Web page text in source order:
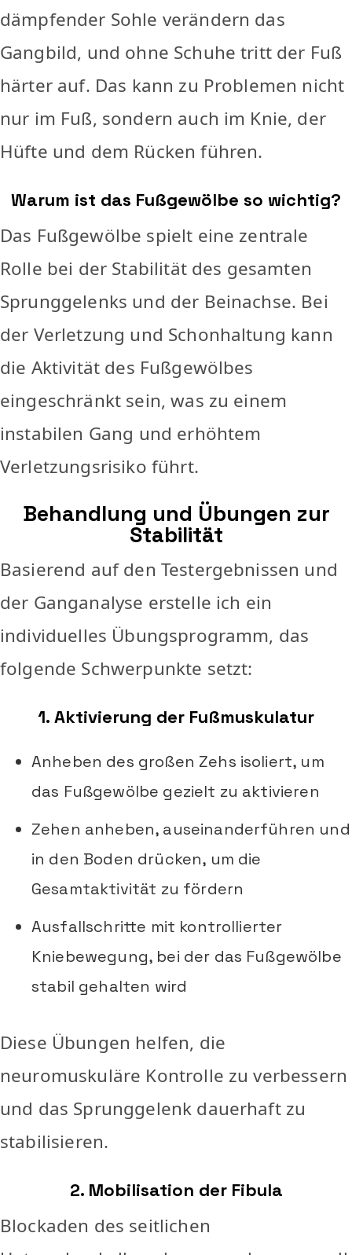
dämpfender Sohle verändern das
Gangbild, und ohne Schuhe tritt der Fuß
härter auf. Das kann zu Problemen nicht
nur im Fuß, sondern auch im Knie, der
Hüfte und dem Rücken führen.
Warum ist das Fußgewölbe so wichtig?
Das Fußgewölbe spielt eine zentrale
Rolle bei der Stabilität des gesamten
Sprunggelenks und der Beinachse. Bei
der Verletzung und Schonhaltung kann
die Aktivität des Fußgewölbes
eingeschränkt sein, was zu einem
instabilen Gang und erhöhtem
Verletzungsrisiko führt.
Behandlung und Übungen zur
Stabilität
Basierend auf den Testergebnissen und
der Ganganalyse erstelle ich ein
individuelles Übungsprogramm, das
folgende Schwerpunkte setzt:
1. Aktivierung der Fußmuskulatur
Anheben des großen Zehs isoliert, um
das Fußgewölbe gezielt zu aktivieren
Zehen anheben, auseinanderführen und
in den Boden drücken, um die
Gesamtaktivität zu fördern
Ausfallschritte mit kontrollierter
Kniebewegung, bei der das Fußgewölbe
stabil gehalten wird
Diese Übungen helfen, die
neuromuskuläre Kontrolle zu verbessern
und das Sprunggelenk dauerhaft zu
stabilisieren.
2. Mobilisation der Fibula
Blockaden des seitlichen